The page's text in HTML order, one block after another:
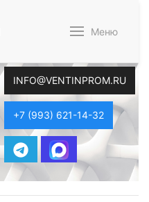
Меню
INFO@VENTINPROM.RU
+7 (993) 621-14-32